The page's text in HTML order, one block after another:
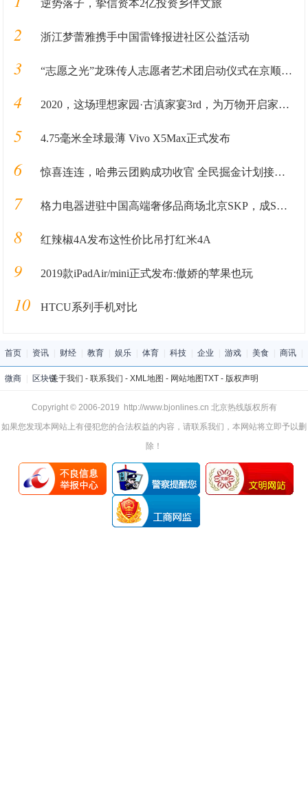
逆势落子，挚信资本2亿投资乡伴文旅
2 浙江梦蕾雅携手中国雷锋报进社区公益活动
3 “志愿之光”龙珠传人志愿者艺术团启动仪式在京顺利启动
4 2020，这场理想家园·古滇家宴3rd，为万物开启家园的新篇章
5 4.75毫米全球最薄 Vivo X5Max正式发布
6 惊喜连连，哈弗云团购成功收官 全民掘金计划接踵而至
7 格力电器进驻中国高端奢侈品商场北京SKP，成SKP国产家电第一品牌
8 红辣椒4A发布这性价比吊打红米4A
9 2019款iPadAir/mini正式发布:傲娇的苹果也玩
10 HTCU系列手机对比
首页 资讯 财经 教育 娱乐 体育 科技 企业 游戏 美食 商讯
微商 区块链关于我们 - 联系我们 - XML地图 - 网站地图TXT- 版权声明
Copyright © 2006-2019 http://www.bjonlines.cn 北京热线版权所有
如果您发现本网站上有侵犯您的合法权益的内容，请联系我们，本网站将立即予以删
除！